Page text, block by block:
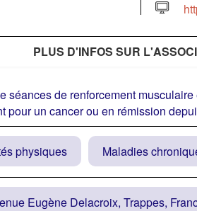
PLUS D'INFOS SUR
séances de renforcement
pour un cancer ou en rémission
physiques Maladies
Eugène Delacroix, Trappes,